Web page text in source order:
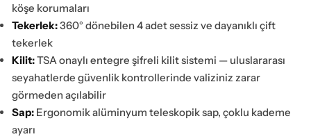
köşe korumaları
Tekerlek:360° dönebilen 4 adet sessiz ve dayanıklı çift
tekerlek
Kilit:TSA onaylı entegre şifreli kilit sistemi — uluslararası
seyahatlerde güvenlik kontrollerinde valiziniz zarar
görmeden açılabilir
Sap: Ergonomik alüminyum teleskopik sap, çoklu kademe
ayarı